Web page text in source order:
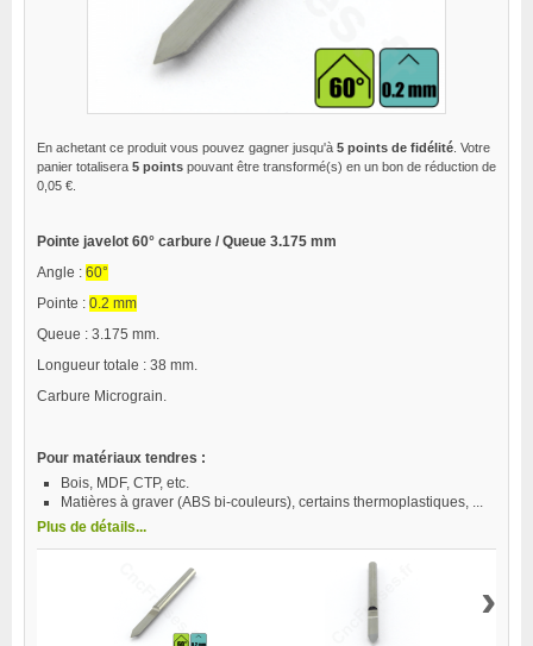
En achetant ce produit vous pouvez gagner jusqu'à 5 points de fidélité . Votre
panier totalisera 5 points pouvant être transformé(s) en un bon de réduction de
0,05 €
Pointe javelot 60° carbure / Queue 3.175 mm
Angle : 60°
Pointe : 0.2 mm
Queue : 3.175 mm.
Longueur totale : 38 mm.
Carbure Micrograin.
Pour matériaux tendres :
Bois, MDF, CTP, etc.
Matières à graver (ABS bi-couleurs), certains thermoplastiques, ...
Plus de détails...
›